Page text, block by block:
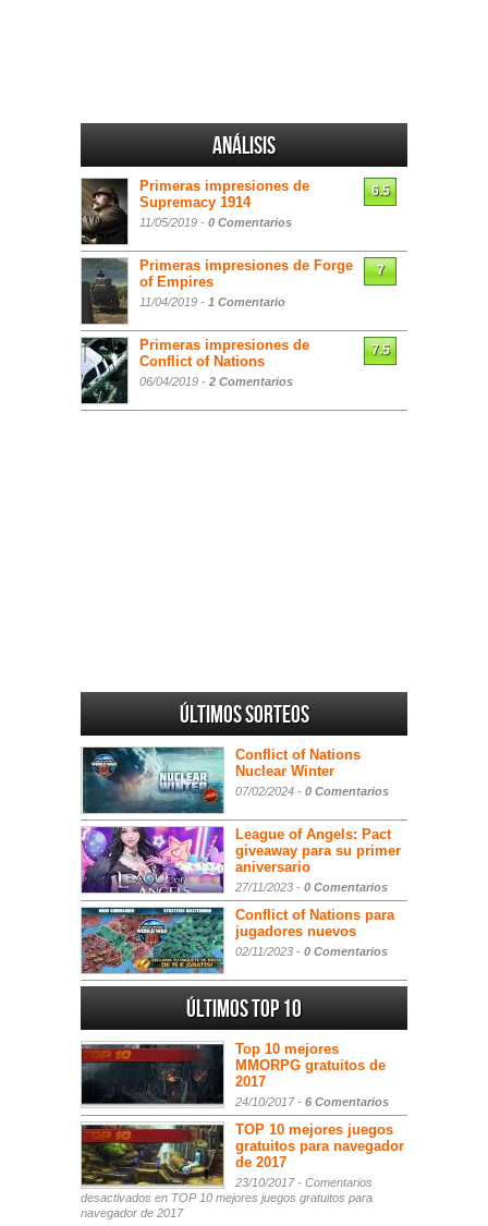
Análisis
Primeras impresiones de
Supremacy 1914
11/05/2019 - 0 Comentarios
6.5
Primeras impresiones de Forge
of Empires
11/04/2019 - 1 Comentario
7
Primeras impresiones de
Conflict of Nations
06/04/2019 - 2 Comentarios
7.5
Últimos sorteos
Conflict of Nations
Nuclear Winter
07/02/2024 - 0 Comentarios
League of Angels: Pact
giveaway para su primer
aniversario
27/11/2023 - 0 Comentarios
Conflict of Nations para
jugadores nuevos
02/11/2023 - 0 Comentarios
Últimos Top 10
Top 10 mejores
MMORPG gratuitos de
2017
24/10/2017 - 6 Comentarios
TOP 10 mejores juegos
gratuitos para navegador
de 2017
23/10/2017 - Comentarios
desactivados en TOP 10 mejores juegos gratuitos para
navegador de 2017